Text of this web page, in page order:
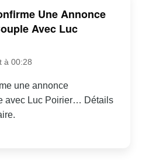
Une Annonce
Avec Luc
à 00:28
une annonce
avec Luc Poirier… Détails